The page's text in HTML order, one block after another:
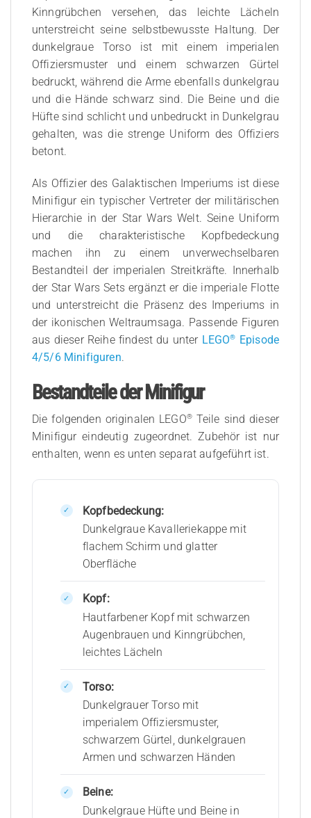
Kinngrübchen versehen, das leichte Lächeln
unterstreicht seine selbstbewusste Haltung. Der
dunkelgraue Torso ist mit einem imperialen
Offiziersmuster und einem schwarzen Gürtel
bedruckt, während die Arme ebenfalls dunkelgrau
und die Hände schwarz sind. Die Beine und die
Hüfte sind schlicht und unbedruckt in Dunkelgrau
gehalten, was die strenge Uniform des Offiziers
betont.
Als Offizier des Galaktischen Imperiums ist diese
Minifigur ein typischer Vertreter der militärischen
Hierarchie in der Star Wars Welt. Seine Uniform
und die charakteristische Kopfbedeckung
machen ihn zu einem unverwechselbaren
Bestandteil der imperialen Streitkräfte. Innerhalb
der Star Wars Sets ergänzt er die imperiale Flotte
und unterstreicht die Präsenz des Imperiums in
der ikonischen Weltraumsaga. Passende Figuren
aus dieser Reihe findest du unter LEGO®
Episode
4/5/6 Minifiguren.
Bestandteile der Minifigur
Die folgenden originalen LEGO®Teile sind dieser
Minifigur eindeutig zugeordnet. Zubehör ist nur
enthalten, wenn es unten separat aufgeführt ist.
Kopfbedeckung:
Dunkelgraue Kavalleriekappe mit
flachem Schirm und glatter
Oberfläche
Kopf:
Hautfarbener Kopf mit schwarzen
Augenbrauen und Kinngrübchen,
leichtes Lächeln
Torso:
Dunkelgrauer Torso mit
imperialem Offiziersmuster,
schwarzem Gürtel, dunkelgrauen
Armen und schwarzen Händen
Beine:
Dunkelgraue Hüfte und Beine in